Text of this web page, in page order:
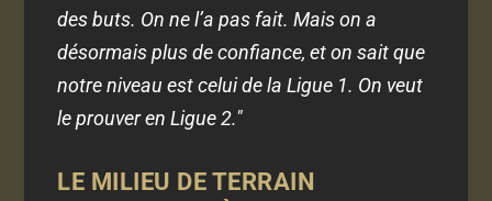
des buts. On ne l’a pas fait. Mais on a
désormais plus de confiance, et on sait que
notre niveau est celui de la Ligue 1. On veut
le prouver en Ligue 2."
LE MILIEU DE TERRAIN